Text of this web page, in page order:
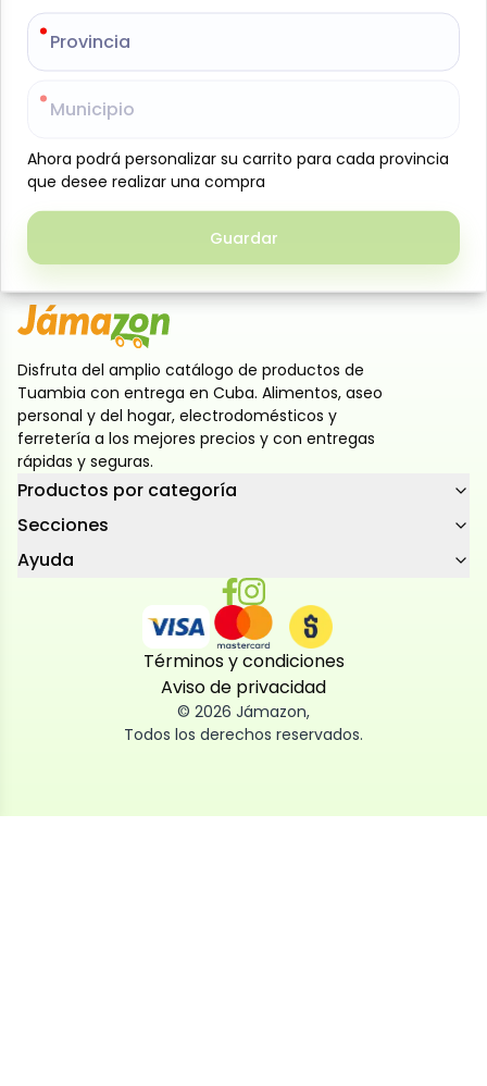
- +
Bebida en polvo con auténtico sabor a naranja,
contenido del sobre con agua fría para disfrutar de
un sabor cítrico intenso y natural, ideal para
cualquier momento del día o para compartir en
reuniones y celebraciones.
Disfruta del amplio catálogo de productos de
Tuambia con entrega en Cuba. Alimentos, aseo
personal y del hogar, electrodomésticos y
ferretería a los mejores precios y con entregas
rápidas y seguras.
Productos por categoría
Secciones
Ayuda
Términos y condiciones
Aviso de privacidad
© 2026 Jámazon,
Todos los derechos reservados.
Provincia
Municipio
Ahora podrá personalizar su carrito para cada provincia
que desee realizar una compra
Guardar
Provincia
Municipio
Ahora podrá personalizar su carrito para cada provincia
que desee realizar una compra
Guardar